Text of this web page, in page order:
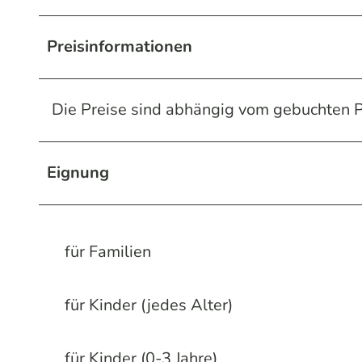
Preisinformationen
Die Preise sind abhängig vom gebuchten
Eignung
für Familien
für Kinder (jedes Alter)